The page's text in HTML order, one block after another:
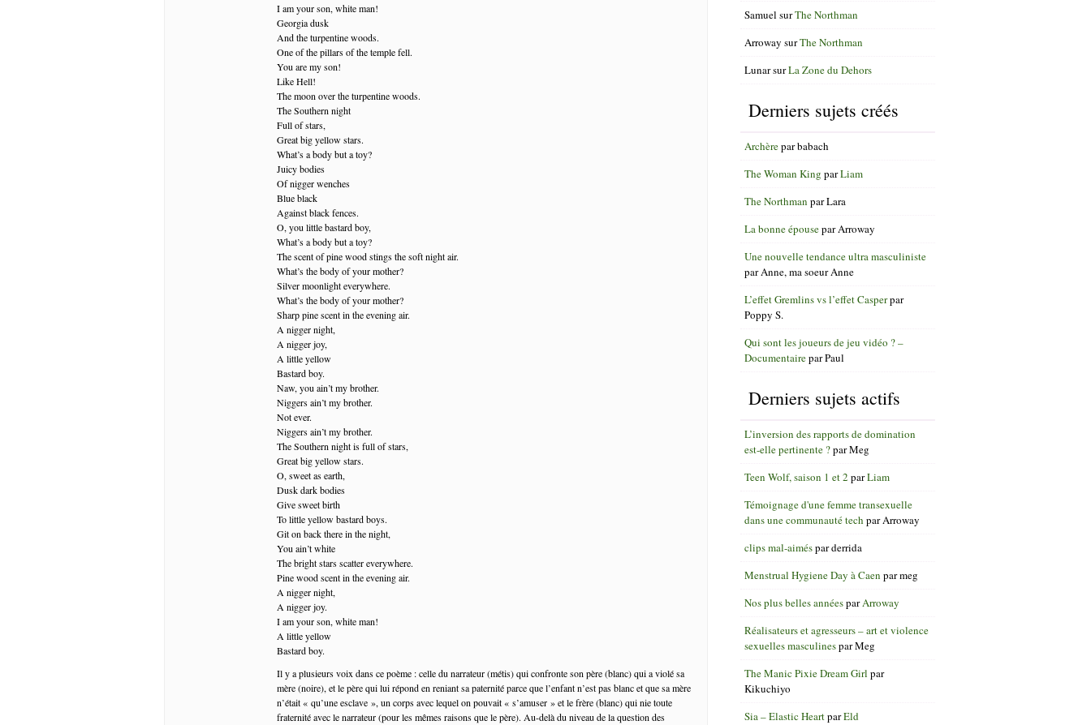
I am your son, white man!
Georgia dusk
And the turpentine woods.
One of the pillars of the temple fell.
You are my son!
Like Hell!
The moon over the turpentine woods.
The Southern night
Full of stars,
Great big yellow stars.
What’s a body but a toy?
Juicy bodies
Of nigger wenches
Blue black
Against black fences.
O, you little bastard boy,
What’s a body but a toy?
The scent of pine wood stings the soft night air.
What’s the body of your mother?
Silver moonlight everywhere.
What’s the body of your mother?
Sharp pine scent in the evening air.
A nigger night,
A nigger joy,
A little yellow
Bastard boy.
Naw, you ain’t my brother.
Niggers ain’t my brother.
Not ever.
Niggers ain’t my brother.
The Southern night is full of stars,
Great big yellow stars.
O, sweet as earth,
Dusk dark bodies
Give sweet birth
To little yellow bastard boys.
Git on back there in the night,
You ain’t white
The bright stars scatter everywhere.
Pine wood scent in the evening air.
A nigger night,
A nigger joy.
I am your son, white man!
A little yellow
Bastard boy.
Il y a plusieurs voix dans ce poème : celle du narrateur (métis) qui confronte son père (blanc) qui a violé sa
mère (noire), et le père qui lui répond en reniant sa paternité parce que l’enfant n’est pas blanc et que sa mère
n’était « qu’une esclave », un corps avec lequel on pouvait « s’amuser » et le frère (blanc) qui nie toute
fraternité avec le narrateur (pour les mêmes raisons que le père). Au-delà du niveau de la question des
Samuel surThe Northman
Arroway surThe Northman
LunarsurLa Zone du Dehors
Derniers sujets créés
Archèreparbabach
The Woman King parLiam
The Northman parLara
La bonne épouseparArroway
Une nouvelle tendance ultra masculiniste
parAnne, ma soeur Anne
L’effet Gremlins vs l’effet Casperpar
Poppy S.
Qui sont les joueurs de jeu vidéo ? –
DocumentaireparPaul
Derniers sujets actifs
L’inversion des rapports de domination
est-elle pertinente ?parMeg
Teen Wolf, saison 1 et 2 parLiam
Témoignage d'une femme transexuelle
dans une communauté tech parArroway
clips mal-aimésparderrida
Menstrual Hygiene Day à Caen parmeg
Nos plus belles annéesparArroway
Réalisateurs et agresseurs – art et violence
sexuelles masculinesparMeg
The Manic Pixie Dream Girl par
Kikuchiyo
Sia – Elastic HeartparEld